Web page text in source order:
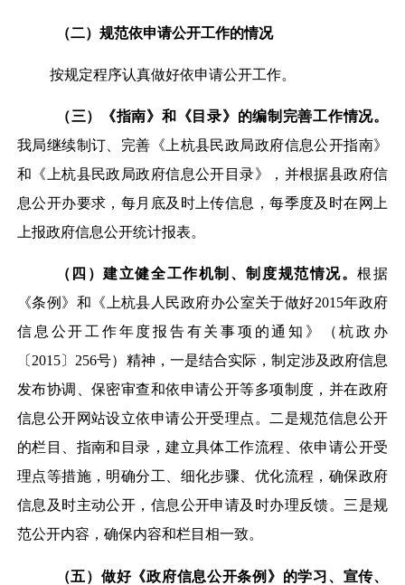
（二）规范依申请公开工作的情况
按规定程序认真做好依申请公开工作。
（三）《指南》和《目录》的编制完善工作情况。
我局继续制订、完善《上杭县民政局政府信息公开指南》
和《上杭县民政局政府信息公开目录》，并根据县政府信
息公开办要求，每月底及时上传信息，每季度及时在网上
上报政府信息公开统计报表。
（四）建立健全工作机制、制度规范情况。根据
《条例》和《上杭县人民政府办公室关于做好2015年政府
信息公开工作年度报告有关事项的通知》（杭政办
〔 2015〕 256号）精神， 一是结合实际，制定涉及政府信息
发布协调、保密审查和依申请公开等多项制度，并在政府
信息公开网站设立依申请公开受理点。
二是规范信息公开
的栏目、指南和目录，建立具体工作流程、依申请公开受
理点等措施，明确分工、细化步骤、优化流程，确保政府
信息及时主动公开，信息公开申请及时办理反馈。 三是规
范公开内容，确保内容和栏目相一致。
（五）做好《政府信息公开条例》的学习、宣传、